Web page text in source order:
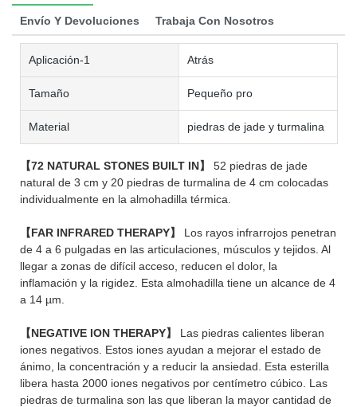
Envío Y Devoluciones Trabaja Con Nosotros
Aplicación-1 Atrás
Tamaño Pequeño pro
Material piedras de jade y turmalina
【72 NATURAL STONES BUILT IN】
52 piedras de jade
natural de 3 cm y 20 piedras de turmalina de 4 cm colocadas
individualmente en la almohadilla térmica.
【FAR INFRARED THERAPY】
Los rayos infrarrojos penetran
de 4 a 6 pulgadas en las articulaciones, músculos y tejidos. Al
llegar a zonas de difícil acceso, reducen el dolor, la
inflamación y la rigidez. Esta almohadilla tiene un alcance de 4
a 14 µm.
【NEGATIVE ION THERAPY】
Las piedras calientes liberan
iones negativos. Estos iones ayudan a mejorar el estado de
ánimo, la concentración y a reducir la ansiedad. Esta esterilla
libera hasta 2000 iones negativos por centímetro cúbico. Las
piedras de turmalina son las que liberan la mayor cantidad de